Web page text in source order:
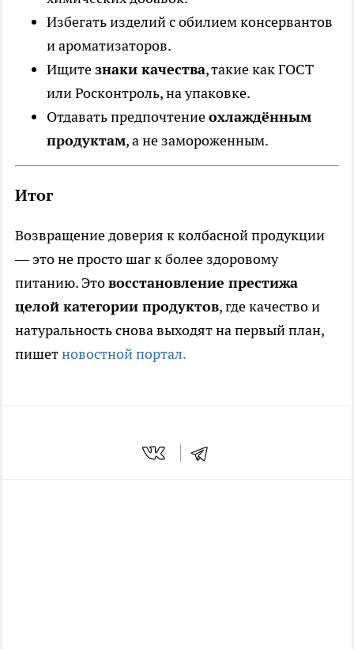
Избегать изделий с обилием консервантов
и ароматизаторов.
Ищитезнаки качества, такие как ГОСТ
или Росконтроль, на упаковке.
Отдавать предпочтениеохлаждённым
продуктам, а не замороженным.
Итог
Возвращение доверия к колбасной продукции
— это не просто шаг к более здоровому
питанию. Этовосстановление престижа
целой категории продуктов, где качество и
натуральность снова выходят на первый план,
пишетновостной портал.